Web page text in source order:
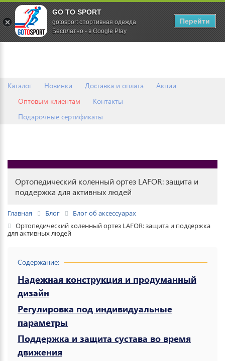
Каталог Новинки Доставка и оплата
Акции
Оптовым клиентам
Контакты
Подарочные сертификаты
0
Ортопедический коленный ортез LAFOR: защита и
поддержка для активных людей
Главная Блог
Блог об аксессуарах
Ортопедический коленный ортез LAFOR: защита и поддержка
для активных людей
Содержание:
Надежная конструкция и продуманный
дизайн
Регулировка под индивидуальные
параметры
Поддержка и защита сустава во время
движения
GO TO SPORT
gotosport спортивная одежда
Бесплатно - в Google Play
Перейти